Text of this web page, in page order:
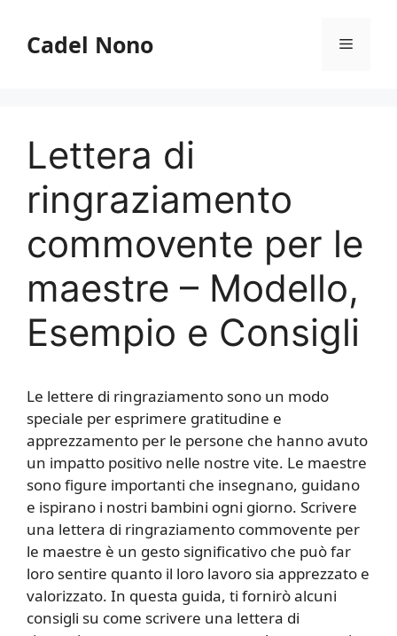
contenuto
Cadel Nono Menu
Lettera di
ringraziamento
commovente per le
maestre – Modello,
Esempio e Consigli
Le lettere di ringraziamento sono un modo
speciale per esprimere gratitudine e
apprezzamento per le persone che hanno avuto
un impatto positivo nelle nostre vite. Le maestre
sono figure importanti che insegnano, guidano
e ispirano i nostri bambini ogni giorno. Scrivere
una lettera di ringraziamento commovente per
le maestre è un gesto significativo che può far
loro sentire quanto il loro lavoro sia apprezzato e
valorizzato. In questa guida, ti fornirò alcuni
consigli su come scrivere una lettera di